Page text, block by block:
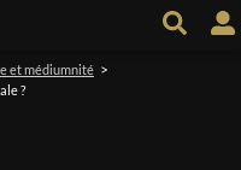
et médiumnité >
?